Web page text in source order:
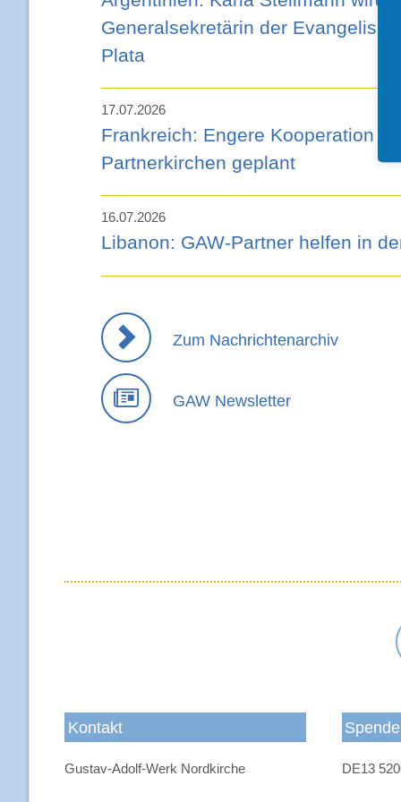
Generalsekretärin der
Plata
17.07.2026
Frankreich: Engere Kooperation
Partnerkirchen geplant
16.07.2026
Libanon: GAW-Partner helfen in
Zum Nachrichtenarchiv
GAW Newsletter
Kontakt
Gustav-Adolf-Werk Nordkirche DE13